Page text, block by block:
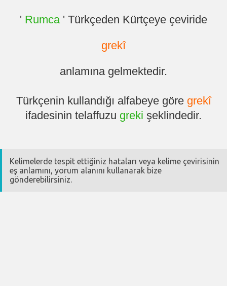
' Rumca' Türkçeden Kürtçeye çeviride
grekî
anlamına gelmektedir.
Türkçenin kullandığı alfabeye göre grekî
ifadesinin telaffuzu greki şeklindedir.
Kelimelerde tespit ettiğiniz hataları veya kelime çevirisinin
eş anlamını, yorum alanını kullanarak bize
gönderebilirsiniz.